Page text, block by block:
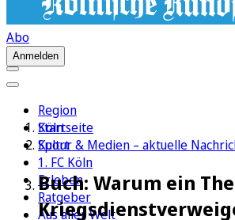
Abo
Anmelden
Region
Köln
Sport
1. FC Köln
Erleben
Ratgeber
Aus aller Welt
Startseite
Kultur & Medien – aktuelle
Buch: Warum ein